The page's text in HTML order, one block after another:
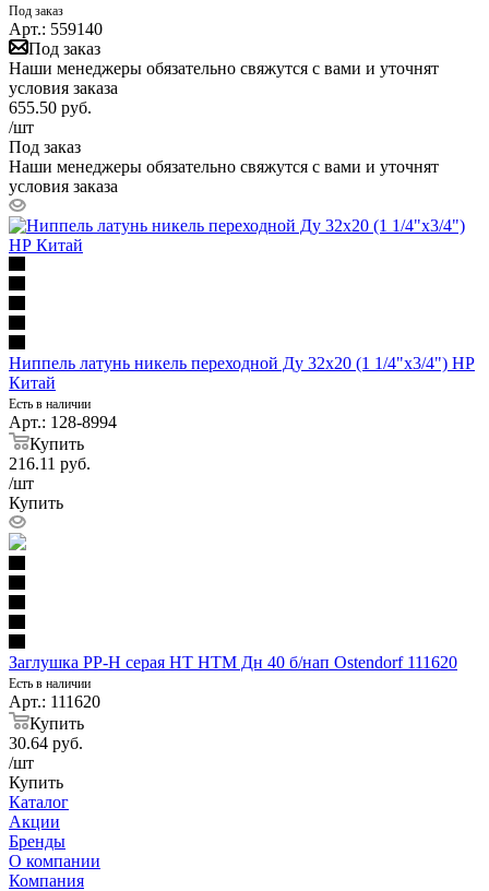
Под заказ
Арт.: 559140
Под заказ
Наши менеджеры обязательно свяжутся с вами и уточнят
условия заказа
655.50 руб.
/шт
Под заказ
Наши менеджеры обязательно свяжутся с вами и уточнят
условия заказа
Ниппель латунь никель переходной Ду 32х20 (1 1/4"х3/4") НР
Китай
Есть в наличии
Арт.: 128-8994
Купить
216.11 руб.
/шт
Купить
Заглушка PP-H серая HT HTM Дн 40 б/нап Ostendorf 111620
Есть в наличии
Арт.: 111620
Купить
30.64 руб.
/шт
Купить
Каталог
Акции
Бренды
О компании
Компания